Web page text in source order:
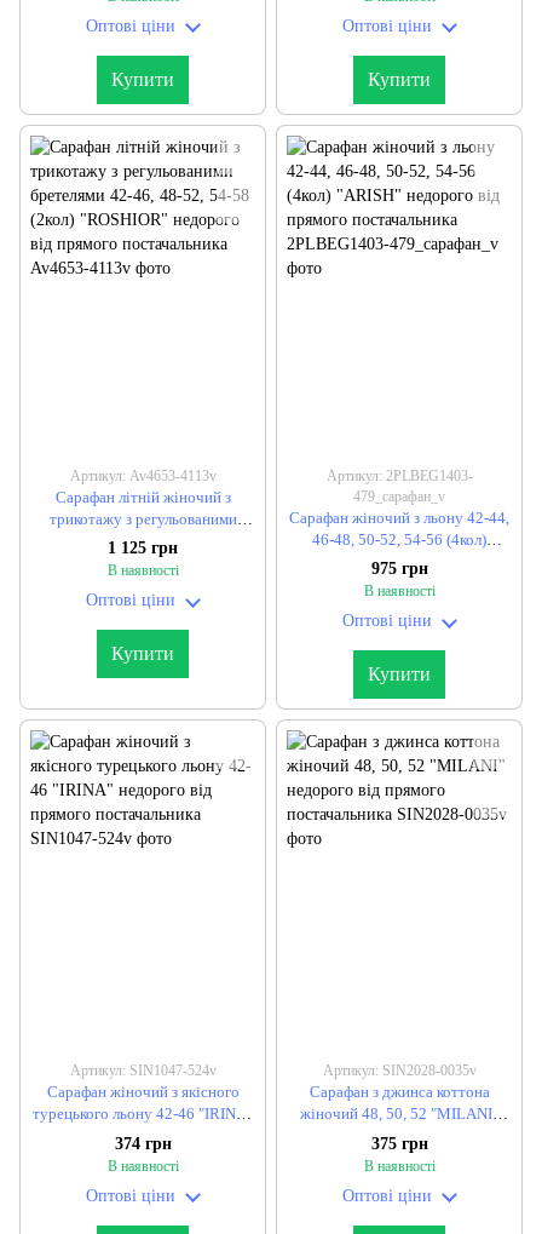
Оптові ціни
Купити
Оптові ціни
Купити
Артикул: Av4653-4113v
Сарафан літній жіночий з
трикотажу з регульованими
бретелями 42-46, 48-52, 54-58
(2кол) "ROSHIOR" недорого від
1 125 грн
В наявності
Оптові ціни
Купити
Артикул: 2PLBEG1403-
479_сарафан_v
Сарафан жіночий з льону 42-44,
46-48, 50-52, 54-56 (4кол)
"ARISH" недорого від прямого
постачальника
975 грн
В наявності
Оптові ціни
Купити
Артикул: SIN1047-524v
Сарафан жіночий з якісного
турецького льону 42-46 "IRINA"
недорого від прямого
постачальника
374 грн
В наявності
Оптові ціни
Артикул: SIN2028-0035v
Сарафан з джинса коттона
жіночий 48, 50, 52 "MILANI"
недорого від прямого
постачальника
375 грн
В наявності
Оптові ціни